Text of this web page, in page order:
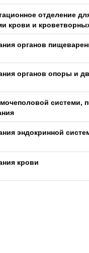
отделение
крови и
органов
органов опоры и
системи,
эндокринной
крови